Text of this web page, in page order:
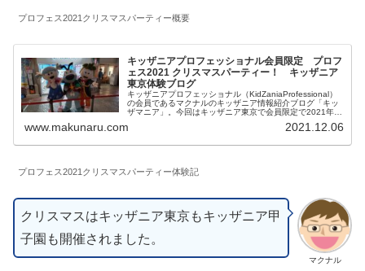
プロフェス2021クリスマスパーティー概要
キッザニアプロフェッショナル会員限定 プロフ
ェス2021 クリスマスパーティー！ キッザニア
東京体験ブログ
キッザニアプロフェッショナル（KidZaniaProfessional）
の会員であるマクナルのキッザニア情報紹介ブログ「キッ
ザマニア」。今回はキッザニア東京で会員限定で2021年
2021の体験内容をご紹介します。
www.makunaru.com 2021.12.06
プロフェス2021クリスマスパーティー体験記
マクナル
クリスマスはキッザニア東京もキッザニア甲
子園も開催されました。